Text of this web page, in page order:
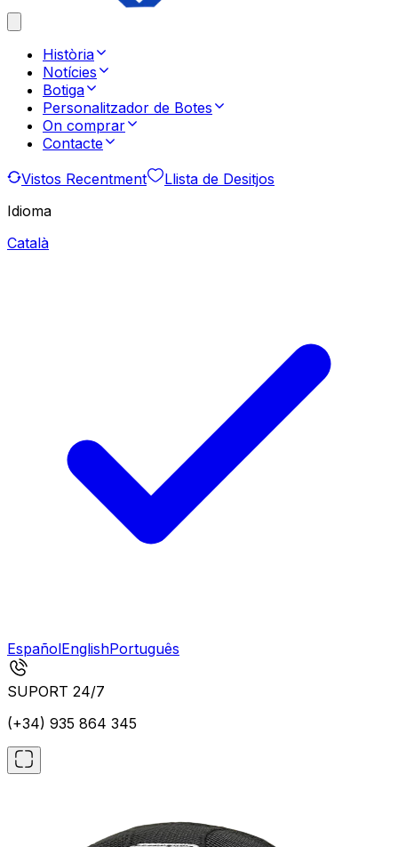
Història
Notícies
Botiga
Personalitzador de Botes
On comprar
Contacte
Vistos Recentment
Llista de Desitjos
Idioma
Català
EspañolEnglishPortuguês
SUPORT 24/7
(+34) 935 864 345